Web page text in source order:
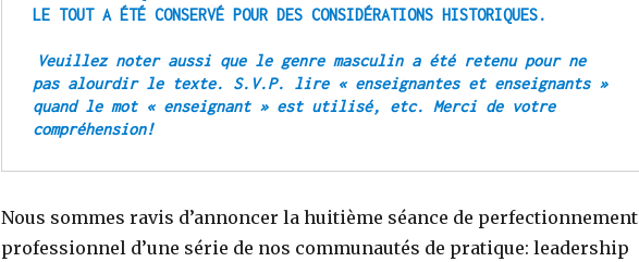
LE TOUT A ÉTÉ CONSERVÉ POUR DES CONSIDÉRATIONS HISTORIQUES.
Veuillez noter aussi que le genre masculin a été retenu pour ne
pas alourdir le texte. S.V.P. lire « enseignantes et enseignants »
quand le mot « enseignant » est utilisé, etc. Merci de votre
compréhension!
Nous sommes ravis d’annoncer la huitième séance de perfectionnement
professionnel d’une série de nos communautés de pratique: leadership